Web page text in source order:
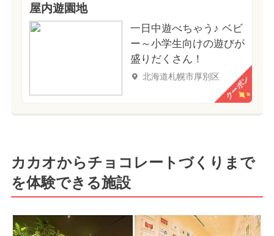
屋内遊園地
一日中遊べちゃう♪ ベビ
ー～小学生向けの遊びが
盛りだくさん！
北海道札幌市厚別区 クーポン
カカオからチョコレートづくりまで
を体験できる施設